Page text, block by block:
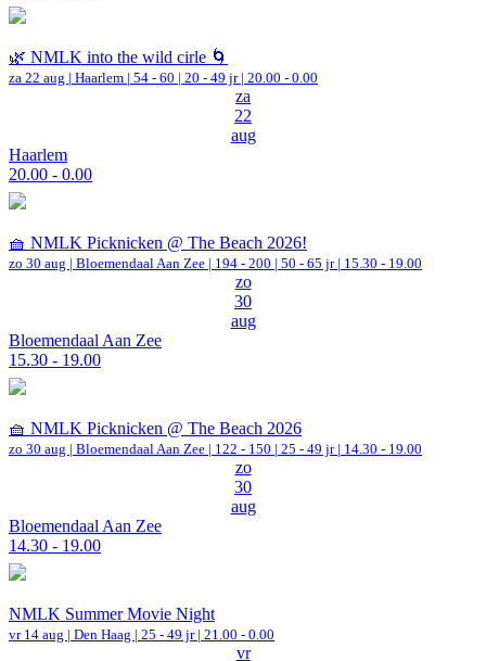
🌿 NMLK into the wild cirle 🌀
za 22 aug | Haarlem | 54 - 60 | 20 - 49 jr | 20.00 - 0.00
za
22
aug
Haarlem
20.00 - 0.00
🧺 NMLK Picknicken @ The Beach 2026!
zo 30 aug | Bloemendaal Aan Zee | 194 - 200 | 50 - 65 jr | 15.30 - 19.00
zo
30
aug
Bloemendaal Aan Zee
15.30 - 19.00
🧺 NMLK Picknicken @ The Beach 2026
zo 30 aug | Bloemendaal Aan Zee | 122 - 150 | 25 - 49 jr | 14.30 - 19.00
zo
30
aug
Bloemendaal Aan Zee
14.30 - 19.00
NMLK Summer Movie Night
vr 14 aug | Den Haag | 25 - 49 jr | 21.00 - 0.00
vr